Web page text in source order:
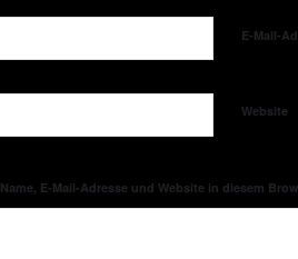
E-Mail-
Website
Name, E-Mail-Adresse und Website in diesem